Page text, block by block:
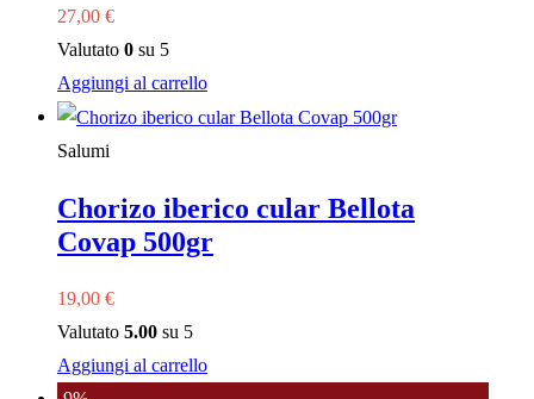
27,00 €
Valutato 0 su 5
Aggiungi al carrello
Salumi
Chorizo iberico cular Bellota
Covap 500gr
19,00 €
Valutato 5.00 su 5
Aggiungi al carrello